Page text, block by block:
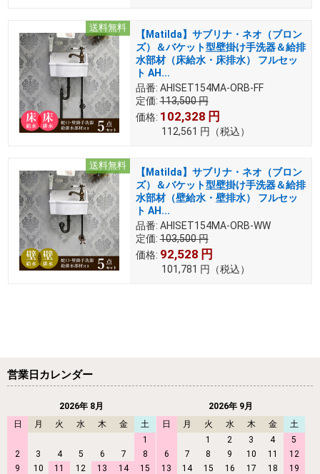
送料無料
【Matilda】サブリナ・ネオ（ブロン
ズ）＆バケット型壁掛け手洗器＆給排
水部材（床給水・床排水） フルセッ
ト AH...
品番: AHISET154MA-ORB-FF
定価: 113,500円
価格: 102,328 円
112,561 円 （税込）
送料無料
【Matilda】サブリナ・ネオ（ブロン
ズ）＆バケット型壁掛け手洗器＆給排
水部材（壁給水・壁排水） フルセッ
ト AH...
品番: AHISET154MA-ORB-WW
定価: 103,500円
価格: 92,528 円
101,781 円 （税込）
営業日カレンダー
2026年 8月
日
月 火 水 木 金
土
1
2
3 4 5 6 7
8
9
10 11 12 13 14
15
2026年 9月
日
月 火 水 木 金
土
1
2 3 4
5
6
7 8 9 10 11
12
13
14 15 16 17 18
19